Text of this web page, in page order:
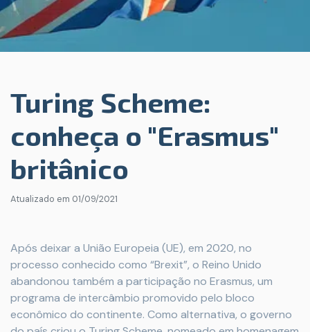
Turing Scheme:
conheça o "Erasmus"
britânico
Atualizado em 01/09/2021
Após deixar a União Europeia (UE), em 2020, no
processo conhecido como “Brexit”, o Reino Unido
abandonou também a participação no Erasmus, um
programa de intercâmbio promovido pelo bloco
econômico do continente. Como alternativa, o governo